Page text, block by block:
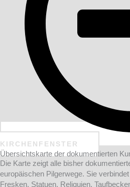
KIRCHENFENSTER
Übersichtskarte der dokumentierten
Die Karte zeigt alle bisher
europäischen Pilgerwege. Sie
Fresken, Statuen, Reliquien,